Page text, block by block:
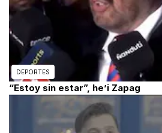
DEPORTES
“Estoy sin estar”, he’i Zapag